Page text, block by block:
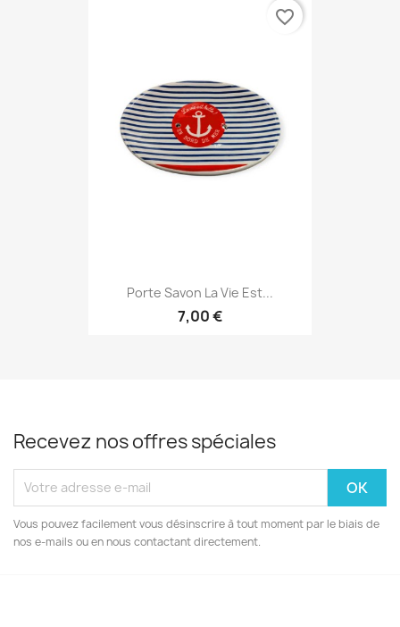
Porte Savon La Vie Est...
7,00 €
favorite_border
Recevez nos offres spéciales
Vous pouvez facilement vous désinscrire à tout moment par le biais de
nos e-mails ou en nous contactant directement.